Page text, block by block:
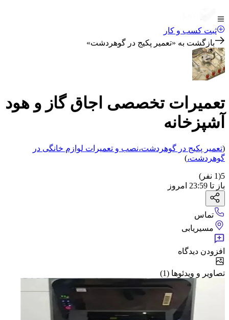
ثبت کسب و کار
بازگشت به «تعمیر پکیج در گوهردشت»
تعمیرات تخصصی اجاق گاز و هود
آشپزخانه
(تعمیر پکیج در گوهردشت،نصب و تعمیرات لوازم خانگی در
گوهردشت،)
5
(
1 نفر)
باز تا 23:59 امروز
تماس
مسیریابی
افزودن دیدگاه
تصاویر و ویدئوها (1)